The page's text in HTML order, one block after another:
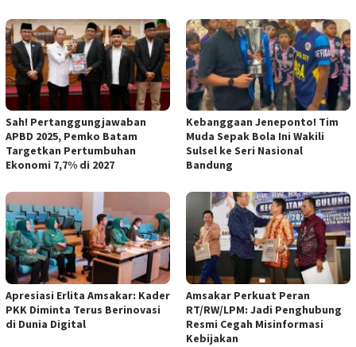
Sah! Pertanggungjawaban
APBD 2025, Pemko Batam
Targetkan Pertumbuhan
Ekonomi 7,7% di 2027
Kebanggaan Jeneponto! Tim
Muda Sepak Bola Ini Wakili
Sulsel ke Seri Nasional
Bandung
Apresiasi Erlita Amsakar: Kader
PKK Diminta Terus Berinovasi
di Dunia Digital
Amsakar Perkuat Peran
RT/RW/LPM: Jadi Penghubung
Resmi Cegah Misinformasi
Kebijakan